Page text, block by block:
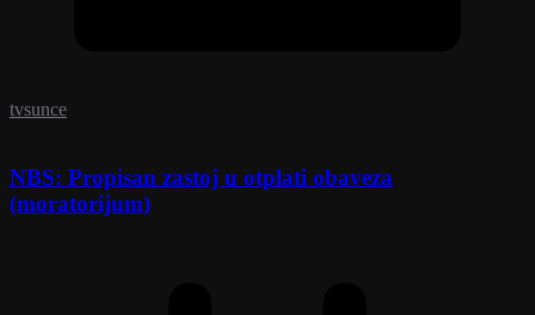
tvsunce
NBS: Propisan zastoj u otplati obaveza
(moratorijum)